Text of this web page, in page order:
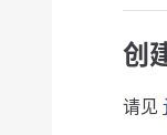
创
请见